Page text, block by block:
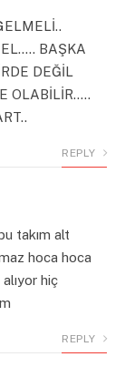
BAŞKA
DEĞİL
OLABİLİR…..
REPLY
takım alt
hoca hoca
hiç
REPLY